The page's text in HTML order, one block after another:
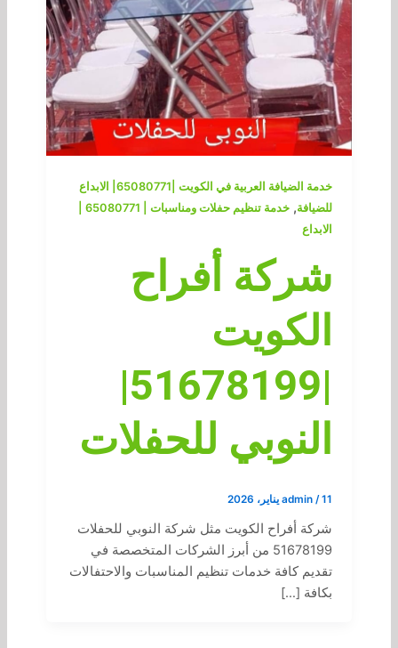
خدمة الضيافة العربية في الكويت |65080771| الابداع
للضيافة,
الابداع
شركة أفراح
الكويت
|51678199|
النوبي للحفلات
admin /11 يناير، 2026
شركة أفراح الكويت مثل شركة النوبي للحفلات
51678199 من أبرز الشركات المتخصصة في
تقديم كافة خدمات تنظيم المناسبات والاحتفالات
بكافة […]